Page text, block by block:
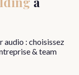
: choisissez
& team